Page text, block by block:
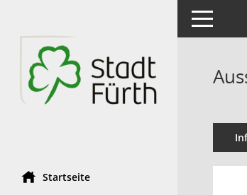
Startseite
Toggle